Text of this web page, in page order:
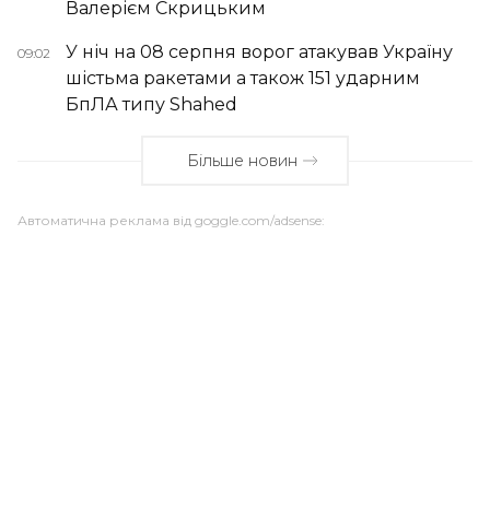
Валерієм Скрицьким
09:02
У ніч на 08 серпня ворог атакував Україну
шістьма ракетами а також 151 ударним
БпЛА типу Shahed
Більше новин
Автоматична реклама від goggle.com/adsense: